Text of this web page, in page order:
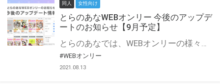
同人 女性向け
とらのあなWEBオンリー 今後のアップデ
ートのお知らせ【9月予定】
とらのあなでは、WEBオンリーの様々な支援を実施しています。 今回は2021年9月に実装を予定しているアップデート情報についてご紹介いたします。 とらのあなWEBオンリーサイトはこちら
#WEBオンリー
2021.08.13